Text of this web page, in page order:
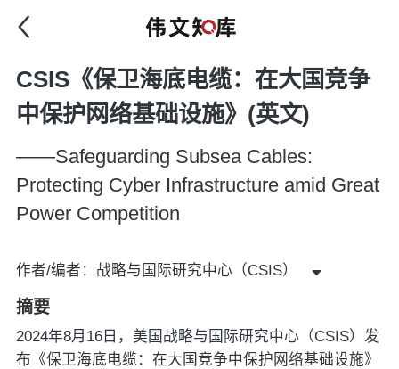
CSIS《保卫海底电缆：在大国竞争
中保护网络基础设施》(英文)
——Safeguarding Subsea Cables:
Protecting Cyber Infrastructure amid Great
Power Competition
作者/编者：战略与国际研究中心（CSIS）
摘要
2024年8月16日，美国战略与国际研究中心（CSIS）发
布《保卫海底电缆：在大国竞争中保护网络基础设施》